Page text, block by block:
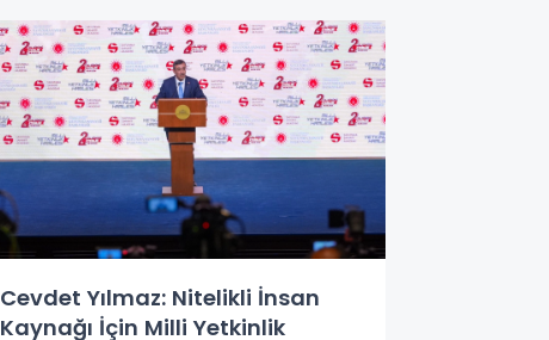
Cevdet Yılmaz: Nitelikli İnsan
Kaynağı İçin Milli Yetkinlik